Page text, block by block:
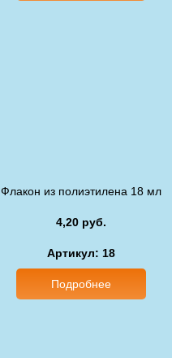
Флакон из полиэтилена 18 мл
4,20 руб.
Артикул: 18
Подробнее